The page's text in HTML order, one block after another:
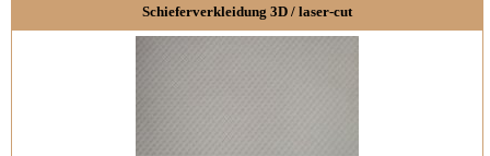
Schieferverkleidung 3D / laser-cut